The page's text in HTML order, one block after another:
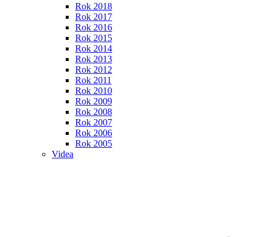
Rok 2018
Rok 2017
Rok 2016
Rok 2015
Rok 2014
Rok 2013
Rok 2012
Rok 2011
Rok 2010
Rok 2009
Rok 2008
Rok 2007
Rok 2006
Rok 2005
Videa